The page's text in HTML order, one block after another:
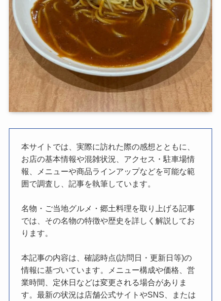
本サイトでは、実際に訪れた際の感想とともに、
お店の基本情報や混雑状況、アクセス・駐車場情
報、メニューや商品ラインアップなどを可能な範
囲で調査し、記事を執筆しています。
名物・ご当地グルメ・郷土料理を取り上げる記事
では、その名物の特徴や歴史を詳しく解説してお
ります。
本記事の内容は、確認時点(訪問日・更新日等)の
情報に基づいています。メニュー構成や価格、営
業時間、定休日などは変更される場合がありま
す。最新の状況は店舗公式サイトやSNS、または